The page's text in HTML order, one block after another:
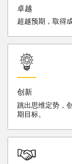
卓越
超越预期，取得
创新
跳出思维定势，
期目标。